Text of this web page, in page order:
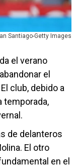
Santiago-Getty Images
el verano
el
club, debido a
temporada,
de delanteros
El otro
en el